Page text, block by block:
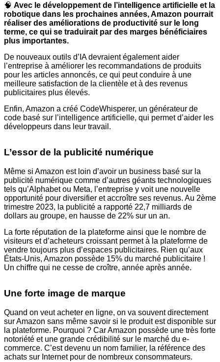
🧠 Avec le développement de l’intelligence artificielle et la
robotique dans les prochaines années, Amazon pourrait
réaliser des améliorations de productivité sur le long
terme, ce qui se traduirait par des marges bénéficiaires
plus importantes.
De nouveaux outils d’IA devraient également aider
l’entreprise à améliorer les recommandations de produits
pour les articles annoncés, ce qui peut conduire à une
meilleure satisfaction de la clientèle et à des revenus
publicitaires plus élevés.
Enfin, Amazon a créé CodeWhisperer, un générateur de
code basé sur l’intelligence artificielle, qui permet d’aider les
développeurs dans leur travail.
L’essor de la publicité numérique
Même si Amazon est loin d’avoir un business basé sur la
publicité numérique comme d’autres géants technologiques
tels qu’Alphabet ou Meta, l’entreprise y voit une nouvelle
opportunité pour diversifier et accroître ses revenus. Au 2ème
trimestre 2023, la publicité a rapporté 22,7 milliards de
dollars au groupe, en hausse de 22% sur un an.
La forte réputation de la plateforme ainsi que le nombre de
visiteurs et d’acheteurs croissant permet à la plateforme de
vendre toujours plus d’espaces publicitaires. Rien qu’aux
États-Unis, Amazon possède 15% du marché publicitaire !
Un chiffre qui ne cesse de croître, année après année.
Une forte image de marque
Quand on veut acheter en ligne, on va souvent directement
sur Amazon sans même savoir si le produit est disponible sur
la plateforme. Pourquoi ? Car Amazon possède une très forte
notoriété et une grande crédibilité sur le marché du e-
commerce. C’est devenu un nom familier, la référence des
achats sur Internet pour de nombreux consommateurs.